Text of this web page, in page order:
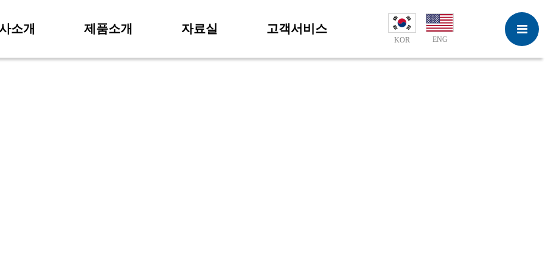
소개 제품소개 자료실 고객서비스
KOR ENG